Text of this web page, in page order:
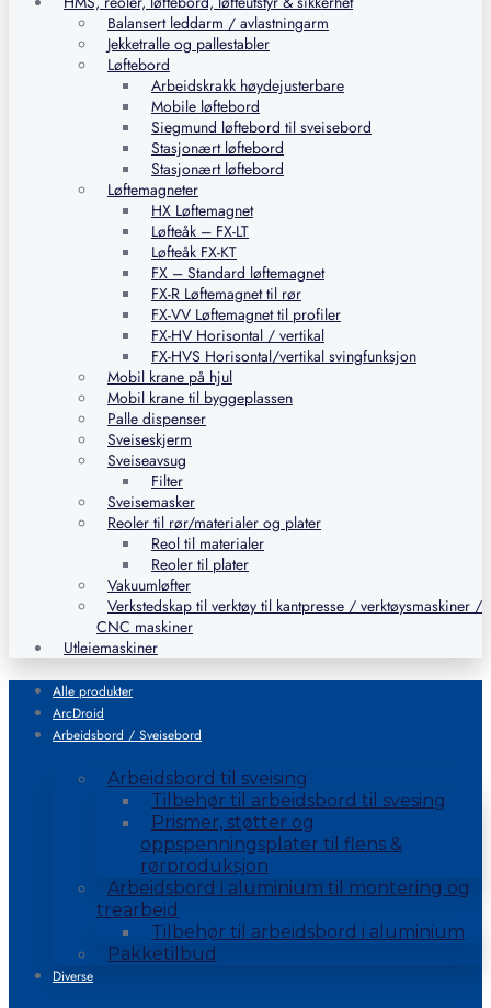
Balansert leddarm / avlastningarm
Jekketralle og pallestabler
Løftebord
Arbeidskrakk høydejusterbare
Mobile løftebord
Siegmund løftebord til sveisebord
Stasjonært løftebord
Stasjonært løftebord
Løftemagneter
HX Løftemagnet
Løfteåk – FX-LT
Løfteåk FX-KT
FX – Standard løftemagnet
FX-R Løftemagnet til rør
FX-VV Løftemagnet til profiler
FX-HV Horisontal / vertikal
FX-HVS Horisontal/vertikal svingfunksjon
Mobil krane på hjul
Mobil krane til byggeplassen
Palle dispenser
Sveiseskjerm
Sveiseavsug
Filter
Sveisemasker
Reoler til rør/materialer og plater
Reol til materialer
Reoler til plater
Vakuumløfter
Verkstedskap til verktøy til kantpresse / verktøysmaskiner /
CNC maskiner
Utleiemaskiner
Alle produkter
ArcDroid
Arbeidsbord / Sveisebord
Arbeidsbord til sveising
Tilbehør til arbeidsbord til svesing
Prismer, støtter og
oppspenningsplater til flens &
rørproduksjon
Arbeidsbord i aluminium til montering og
trearbeid
Tilbehør til arbeidsbord i aluminium
Pakketilbud
Diverse